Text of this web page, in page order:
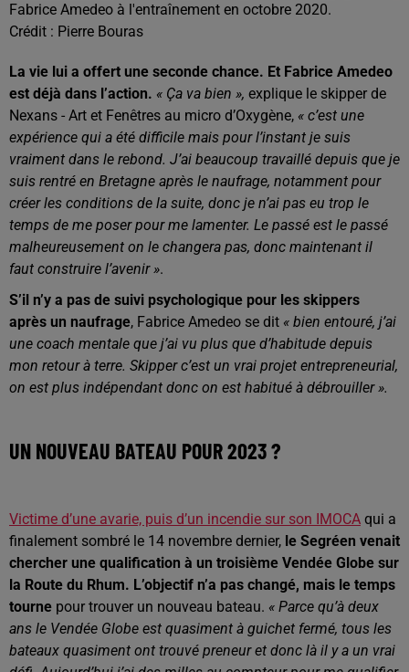
Fabrice Amedeo à l'entraînement en octobre 2020.
Crédit : Pierre Bouras
La vie lui a offert une seconde chance. Et Fabrice Amedeo
est déjà dans l’action. « Ça va bien », explique le skipper de
Nexans - Art et Fenêtres au micro d’Oxygène, « c’est une
expérience qui a été difficile mais pour l’instant je suis
vraiment dans le rebond. J’ai beaucoup travaillé depuis que je
suis rentré en Bretagne après le naufrage, notamment pour
créer les conditions de la suite, donc je n’ai pas eu trop le
temps de me poser pour me lamenter. Le passé est le passé
malheureusement on le changera pas, donc maintenant il
faut construire l’avenir ».
S’il n’y a pas de suivi psychologique pour les skippers
après un naufrage, Fabrice Amedeo se dit « bien entouré, j’ai
une coach mentale que j’ai vu plus que d’habitude depuis
mon retour à terre. Skipper c’est un vrai projet entrepreneurial,
on est plus indépendant donc on est habitué à débrouiller ».
UN NOUVEAU BATEAU POUR 2023 ?
Victime d’une avarie, puis d’un incendie sur son IMOCA qui a
finalement sombré le 14 novembre dernier, le Segréen venait
chercher une qualification à un troisième Vendée Globe sur
la Route du Rhum. L’objectif n’a pas changé, mais le temps
tourne pour trouver un nouveau bateau. « Parce qu’à deux
ans le Vendée Globe est quasiment à guichet fermé, tous les
bateaux quasiment ont trouvé preneur et donc là il y a un vrai